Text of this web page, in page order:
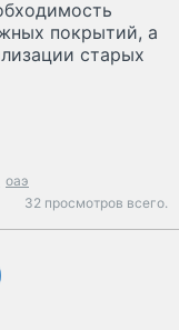
покрытий, а
старых
оаэ
32 просмотров всего.